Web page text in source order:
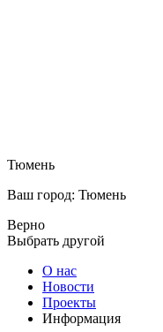
Тюмень
Ваш город: Тюмень
Верно
Выбрать другой
О нас
Новости
Проекты
Информация